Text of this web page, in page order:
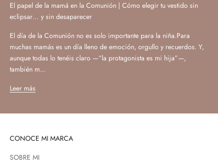
El papel de la mamá en la Comunión | Cómo elegir tu vestido sin
eclipsar… y sin desaparecer
El día de la Comunión no es solo importante para la niña.Para
muchas mamás es un día lleno de emoción, orgullo y recuerdos. Y,
aunque todas lo tenéis claro —“la protagonista es mi hija”—,
también m...
Leer más
CONOCE MI MARCA
SOBRE MI